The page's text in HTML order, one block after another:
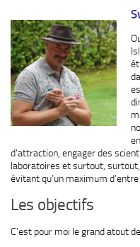
d’attraction, engager des
laboratoires et surtout,
évitant qu’un maximum
Les objectifs
C’est pour moi le grand atout